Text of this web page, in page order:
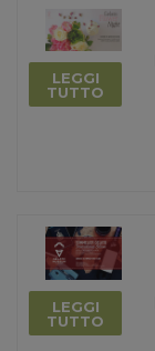
LEGGI
TUTTO
LEGGI
TUTTO